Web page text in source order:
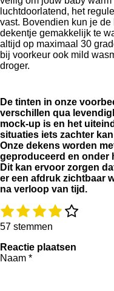
luchtdoorlatend, het
vast. Bovendien kun je
dekentje gemakkelijk te
altijd op maximaal 30
bij voorkeur ook mild
droger.
De tinten in onze
verschillen qua
mock-up is en het
situaties iets zachter
Onze dekens worden
geproduceerd en onder
Dit kan ervoor zorgen
er een afdruk zichtbaar
na verloop van tijd.
R
a
t
i
n
g
1
s
t
e
2
s
e
3
s
e
4
s
e
5
e
S
57 stemmen
Reactie plaatsen
Naam *